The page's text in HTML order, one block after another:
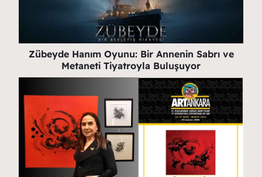
Zübeyde Hanım Oyunu: Bir Annenin Sabrı ve
Metaneti Tiyatroyla Buluşuyor